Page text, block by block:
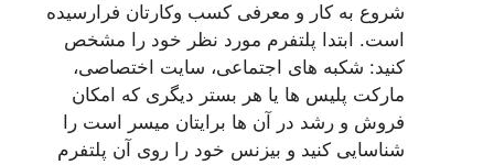
شروع به کار و معرفی کسب وکارتان فرارسیده
است. ابتدا پلتفرم مورد نظر خود را مشخص
کنید: شکبه های اجتماعی، سایت اختصاصی،
مارکت پلیس ها یا هر بستر دیگری که امکان
فروش و رشد در آن ها برایتان میسر است را
شناسایی کنید و بیزنس خود را روی آن پلتفرم